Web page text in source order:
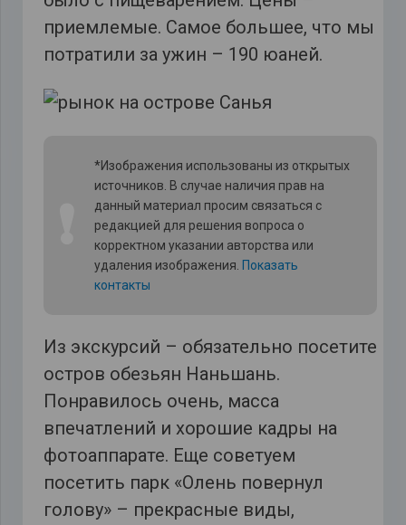
приемлемые. Самое большее, что мы
потратили за ужин – 190 юаней.
*Изображения использованы из открытых
источников. В случае наличия прав на
данный материал просим связаться с
редакцией для решения вопроса о
корректном указании авторства или
удаления изображения. Показать
контакты
Из экскурсий – обязательно посетите
остров обезьян Наньшань.
Понравилось очень, масса
впечатлений и хорошие кадры на
фотоаппарате. Еще советуем
посетить парк «Олень повернул
голову» – прекрасные виды,